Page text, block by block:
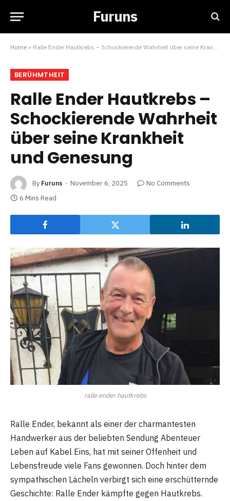
Furuns
Home » Ralle Ender Hautkrebs – Schockierende Wahrheit über seine Krankheit und Genesung
BERÜHMTHEIT
Ralle Ender Hautkrebs –
Schockierende Wahrheit
über seine Krankheit
und Genesung
By Furuns November 6, 2025
No Comments
6 Mins Read
ralle ender hautkrebs
Ralle Ender, bekannt als einer der charmantesten
Handwerker aus der beliebten Sendung Abenteuer
Leben auf Kabel Eins, hat mit seiner Offenheit und
Lebensfreude viele Fans gewonnen. Doch hinter dem
sympathischen Lächeln verbirgt sich eine erschütternde
Geschichte: Ralle Ender kämpfte gegen Hautkrebs.